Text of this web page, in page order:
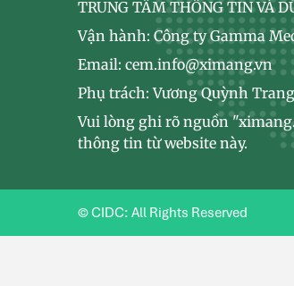
TRUNG TÂM THÔNG TIN VÀ
Vận hành: Công ty Gamma
Email: cem.info@ximang.vn
Phụ trách: Vương Quỳnh Trang
Vui lòng ghi rõ nguồn
thông tin từ website này.
© CIDC: All Rights Reserved